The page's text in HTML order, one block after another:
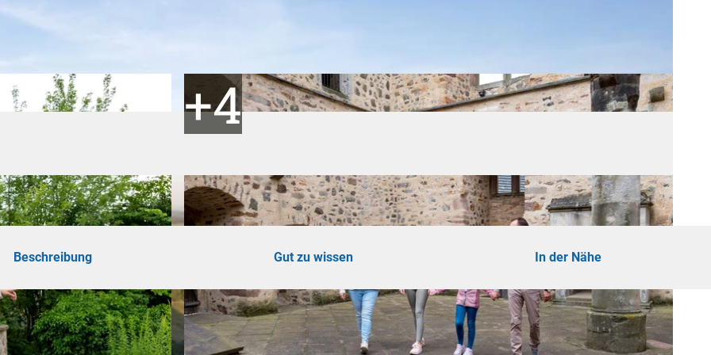
Beschreibung Gut zu wissen In der Nähe